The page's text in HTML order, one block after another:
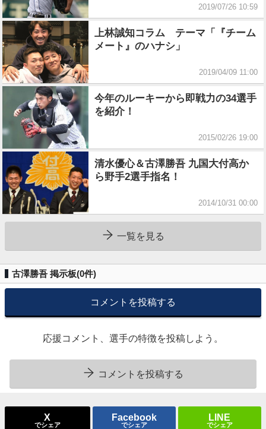
2019/07/26 10:59
上林誠知コラム テーマ「『チーム
メート』のハナシ」
2019/04/09 11:00
今年のルーキーから即戦力の34選手
を紹介！
2015/02/26 19:00
清水優心＆古澤勝吾 九国大付高か
ら野手2選手指名！
2014/10/31 00:00
一覧を見る
古澤勝吾 掲示板(0件)
コメントを投稿する
応援コメント、選手の特徴を投稿しよう。
コメントを投稿する
X
でシェア
Facebook
でシェア
LINE
でシェア